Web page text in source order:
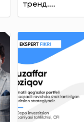
тренд....